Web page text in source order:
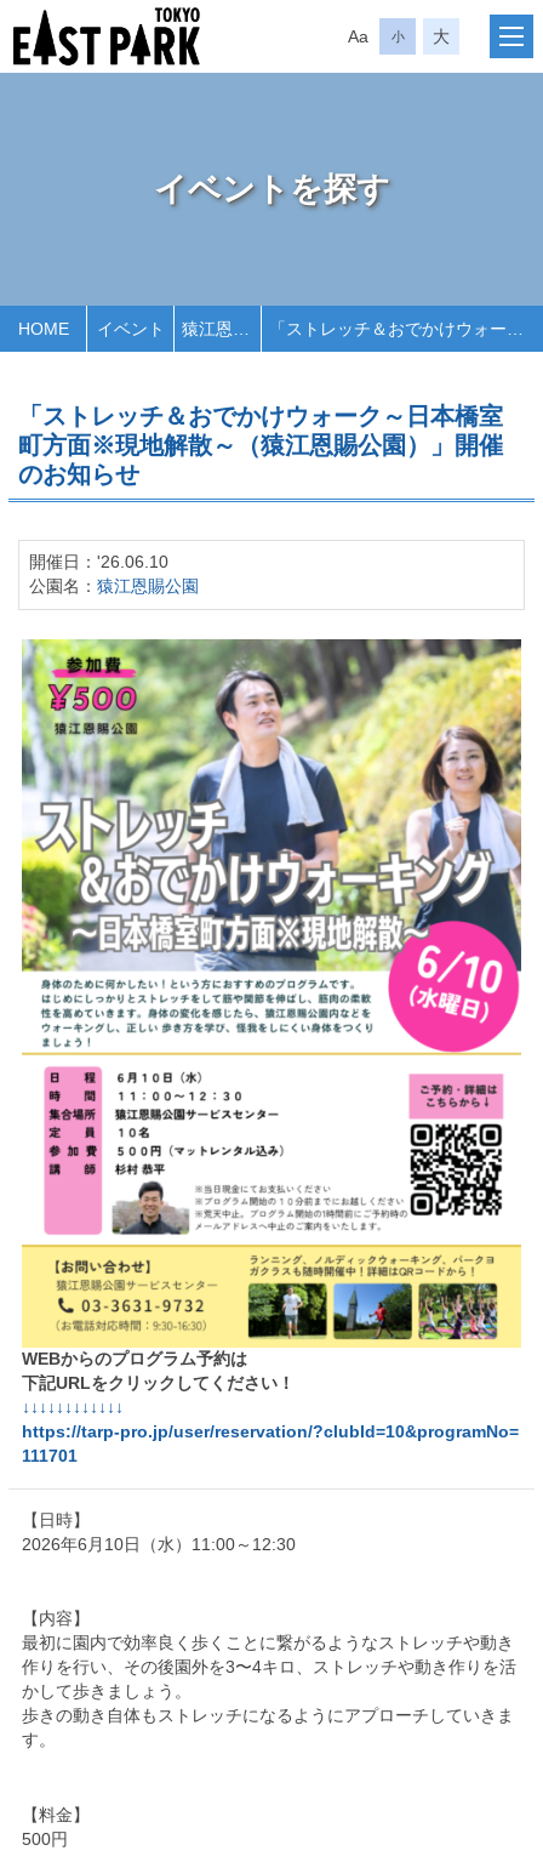
Aa 小 大
イベントを探す
HOME イベント
「ストレッチ＆おでかけウォーク～日本橋室
町方面※現地解散～（猿江恩賜公園）」開催
のお知らせ
開催日：'26.06.10
公園名： 猿江恩賜公園
WEBからのプログラム予約は
下記URLをクリックしてください！
↓↓↓↓↓↓↓↓↓↓↓↓
https://tarp-pro.jp/user/reservation/?clubId=10&programNo=
111701
【日時】
2026年6月10日（水）11:00～12:30
【内容】
最初に園内で効率良く歩くことに繋がるようなストレッチや動き
作りを行い、その後園外を3〜4キロ、ストレッチや動き作りを活
かして歩きましょう。
歩きの動き自体もストレッチになるようにアプローチしていきま
す。
【料金】
500円